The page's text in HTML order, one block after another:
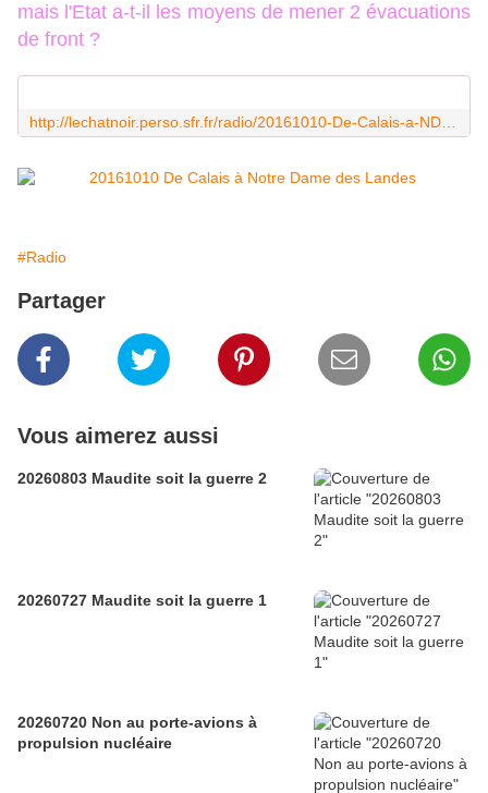
mais l'Etat a-t-il les moyens de mener 2 évacuations
de front ?
#Radio
Partager
Vous aimerez aussi
20260803 Maudite soit la guerre 2
20260727 Maudite soit la guerre 1
20260720 Non au porte-avions à
propulsion nucléaire